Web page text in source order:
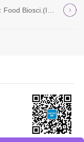
下一篇：Food Biosci.(IF=5.9)...